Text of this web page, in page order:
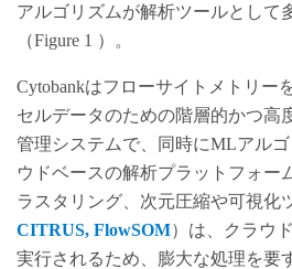
アルゴリズムが解析ツールとして
（Figure 1 ）。
Cytobankはフローサイトメトリー
セルデータのための階層的かつ高
管理システムで、同時にMLアル
ウドベースの解析プラットフォー
ラスタリング、次元圧縮や可視化
CITRUS, FlowSOM）は、クラウ
実行されるため、膨大な処理を要